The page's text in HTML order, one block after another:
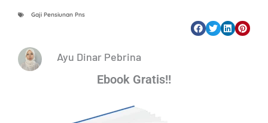
Gaji Pensiunan Pns
Ayu Dinar Pebrina
Ebook Gratis!!